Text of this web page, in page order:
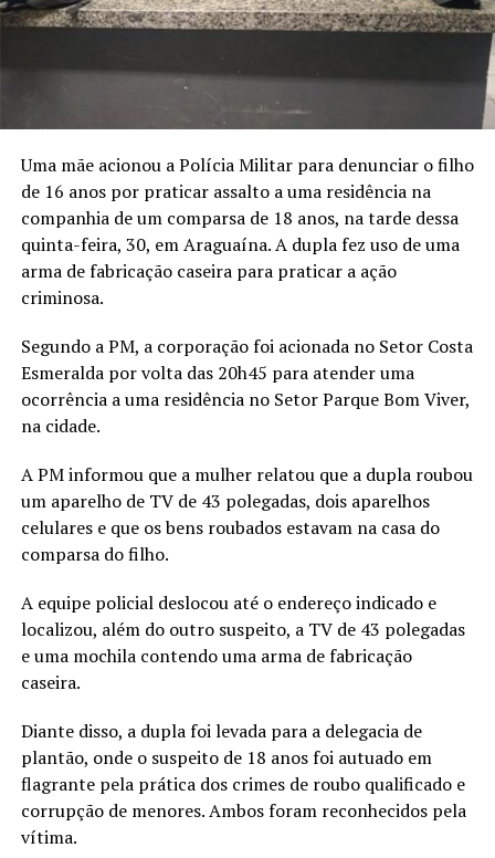
Uma mãe acionou a Polícia Militar para denunciar o filho
de 16 anos por praticar assalto a uma residência na
companhia de um comparsa de 18 anos, na tarde dessa
quinta-feira, 30, em Araguaína. A dupla fez uso de uma
arma de fabricação caseira para praticar a ação
criminosa.
Segundo a PM, a corporação foi acionada no Setor Costa
Esmeralda por volta das 20h45 para atender uma
ocorrência a uma residência no Setor Parque Bom Viver,
na cidade.
A PM informou que a mulher relatou que a dupla roubou
um aparelho de TV de 43 polegadas, dois aparelhos
celulares e que os bens roubados estavam na casa do
comparsa do filho.
A equipe policial deslocou até o endereço indicado e
localizou, além do outro suspeito, a TV de 43 polegadas
e uma mochila contendo uma arma de fabricação
caseira.
Diante disso, a dupla foi levada para a delegacia de
plantão, onde o suspeito de 18 anos foi autuado em
flagrante pela prática dos crimes de roubo qualificado e
corrupção de menores. Ambos foram reconhecidos pela
vítima.